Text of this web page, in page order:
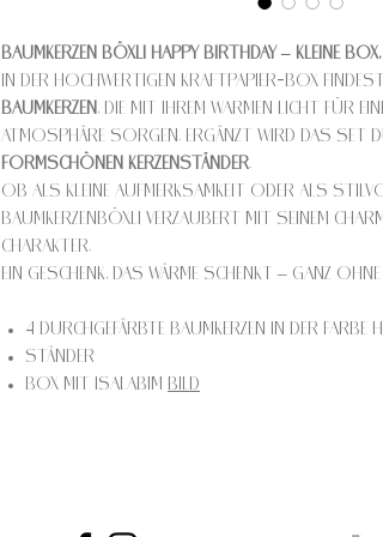
Baumkerzen Böxli Happy Birthday – Kleine
In der hochwertigen Kraftpapier-Box
Baumkerzen , die mit ihrem warmen Licht für
Atmosphäre sorgen. Ergänzt wird das Set
formschönen Kerzenständer.
Ob als kleine Aufmerksamkeit oder als
Baumkerzenböxli verzaubert mit seinem
Charakter.
Ein Geschenk, das Wärme schenkt – ganz
4 durchgefärbte Baumkerzen in der Farbe
Ständer
Box mit Isalabim
Bild